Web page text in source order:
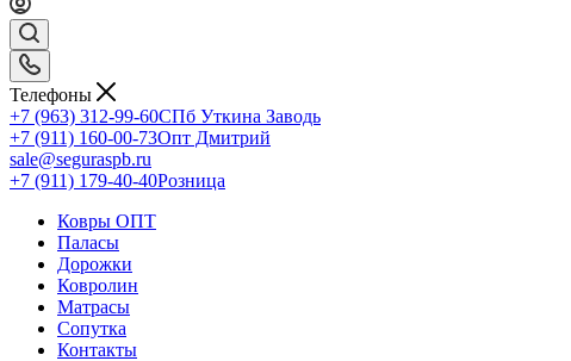
Телефоны
+7 (963) 312-99-60СПб Уткина Заводь
+7 (911) 160-00-73Опт Дмитрий
sale@seguraspb.ru
+7 (911) 179-40-40Розница
Ковры ОПТ
Паласы
Дорожки
Ковролин
Матрасы
Сопутка
Контакты